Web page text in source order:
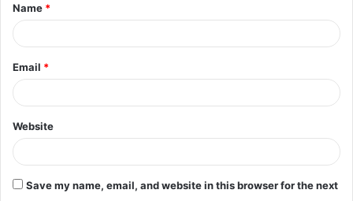
*
Name *
Email *
Website
Save my name, email, and website in this browser for the next